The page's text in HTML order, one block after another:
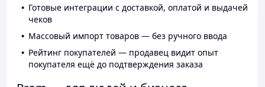
Готовые интеграции с доставкой, оплатой и выдачей
чеков
Массовый импорт товаров — без ручного ввода
Рейтинг покупателей — продавец видит опыт
покупателя ещё до подтверждения заказа